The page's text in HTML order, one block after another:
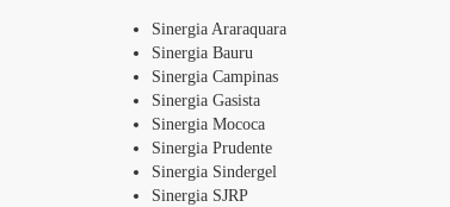
Sinergia Araraquara
Sinergia Bauru
Sinergia Campinas
Sinergia Gasista
Sinergia Mococa
Sinergia Prudente
Sinergia Sindergel
Sinergia SJRP